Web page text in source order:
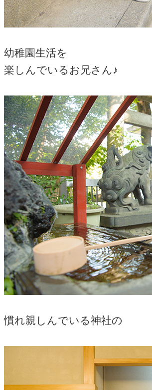
幼稚園生活を
楽しんでいるお兄さん♪
慣れ親しんでいる神社の